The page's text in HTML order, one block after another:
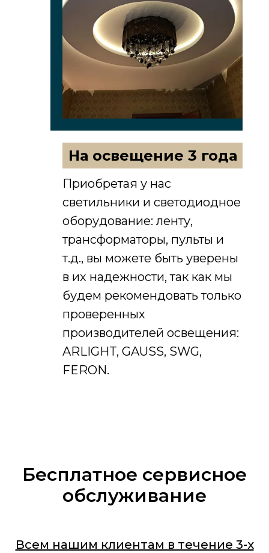
На освещение 3 года
Приобретая у нас
светильники и светодиодное
оборудование: ленту,
трансформаторы, пульты и
т.д., вы можете быть уверены
в их надежности, так как мы
будем рекомендовать только
проверенных
производителей освещения:
ARLIGHT, GAUSS, SWG,
FERON.
Бесплатное сервисное
обслуживание
Всем нашим клиентам в течение 3-х